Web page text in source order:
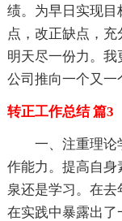
绩。为早日实现
点，改正缺点，
明天尽一份力。
公司推向一个又一
转正工作总结 篇3
一、注重理论
作能力。提高自
泉还是学习。在
在实践中暴露出了